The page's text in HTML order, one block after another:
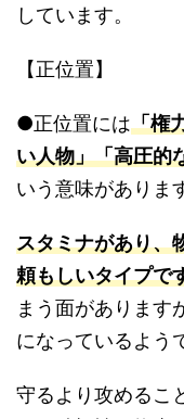
しています。
【正位置】
●正位置には「権
い人物」「高圧的
いう意味がありま
スタミナがあり、
頼もしいタイプで
まう面があります
になっているよう
守るより攻めるこ